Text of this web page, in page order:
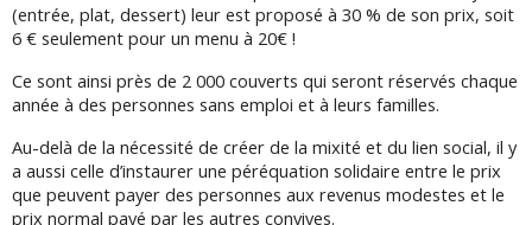
(entrée, plat, dessert) leur est proposé à 30 % de son prix, soit
6 € seulement pour un menu à 20€ !
Ce sont ainsi près de 2 000 couverts qui seront réservés chaque
année à des personnes sans emploi et à leurs familles.
Au-delà de la nécessité de créer de la mixité et du lien social, il y
a aussi celle d’instaurer une péréquation solidaire entre le prix
que peuvent payer des personnes aux revenus modestes et le
prix normal payé par les autres convives.